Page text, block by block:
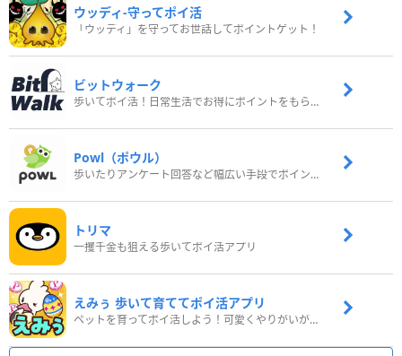
ウッディ‐守ってポイ活
「ウッディ」を守ってお世話してポイントゲット！
ビットウォーク
歩いてポイ活！日常生活でお得にポイントをもらおう
Powl（ポウル）
歩いたりアンケート回答など幅広い手段でポイントをゲット
トリマ
一攫千金も狙える歩いてポイ活アプリ
えみぅ 歩いて育ててポイ活アプリ
ペットを育ってポイ活しよう！可愛くやりがいがある新感覚アプリ